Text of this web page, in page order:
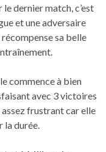
dernier match, c’est
et une adversaire
récompense sa belle
commence à bien
avec 3 victoires
frustrant car elle
la durée.